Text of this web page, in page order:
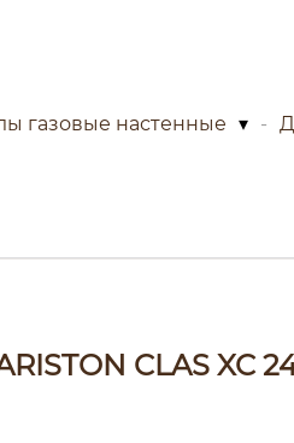
газовые настенные ▾
CLAS XC